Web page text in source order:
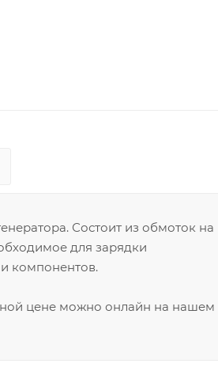
Состоит из обмоток на
для зарядки
компонентов.
цене можно онлайн на нашем